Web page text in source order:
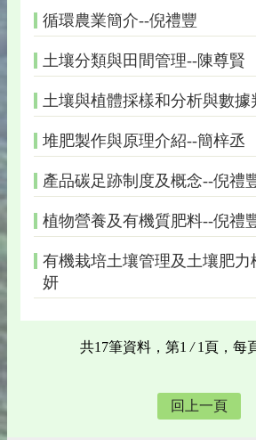
循環農業簡介--倪禮豐
土壤分類與田間管理--陳尊賢
土壤與植體採樣和分析與數據
堆肥製作與原理介紹--簡梓丞
產品碳足跡制度及概念--倪禮
植物營養及有機質肥料--倪禮
有機栽培土壤管理及土壤肥力
妍
共17筆資料，第1 /1頁，每
回上一頁